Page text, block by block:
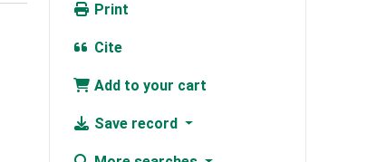
Print
Cite
Add to your cart
Save record